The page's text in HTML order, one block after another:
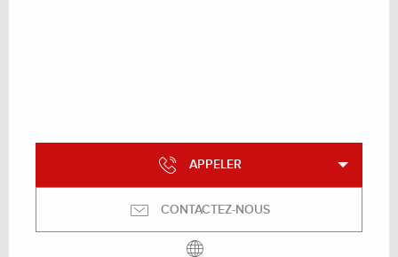
APPELER
CONTACTEZ-NOUS